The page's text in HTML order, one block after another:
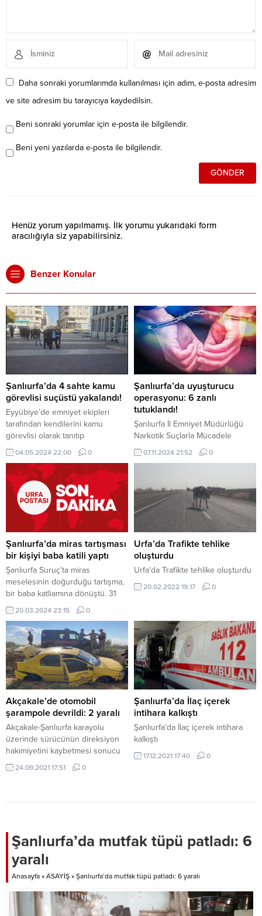
Daha sonraki yorumlarımda kullanılması için adım, e-posta adresim
ve site adresim bu tarayıcıya kaydedilsin.
Beni sonraki yorumlar için e-posta ile bilgilendir.
Beni yeni yazılarda e-posta ile bilgilendir.
Henüz yorum yapılmamış. İlk yorumu yukarıdaki form
aracılığıyla siz yapabilirsiniz.
Benzer Konular
Şanlıurfa’da 4 sahte kamu
görevlisi suçüstü yakalandı!
Eyyübiye’de emniyet ekipleri
tarafından kendilerini kamu
görevlisi olarak tanıtıp
vatandaşları dolandıran 4 şüpheli
suçüstü yakalandı. Soruşturmada,
şüphelilerin 23 vatandaşı
toplamda 3 milyon 250 bin TL
dolandırdığı tespit edildi.
Şüphelilerden 3’ü tutuklanarak
cezaevine gönderildi. Şanlıurfa’da
Asayiş Şube Müdürlüğü ekipleri,
kendilerini kamu görevlisi olarak
(hakim, savcı, polis vb.) tanıtarak
vatandaşları dolandırmaya
çalışan...
04.05.2024 22:00 0
Şanlıurfa’da uyuşturucu
operasyonu: 6 zanlı
tutuklandı!
Şanlıurfa İl Emniyet Müdürlüğü
Narkotik Suçlarla Mücadele
Şubesi ekipleri, uyuşturucuyla
mücadele kapsamında bir
Operasyonda gözaltına alınan 6
zanlı, çıkarıldıkları mahkemece
tutuklandı. Zanlıların emniyetteki
işlemleri ve sağlık kontrollerinin
ardından adliyeye sevk edildiği
belirtildi. Nöbetçi hakimlikçe
tutuklanan zanlılar, cezaevine
gönderildi. Operasyonun
detayları hakkında bilgi verilmedi.
Ancak, Şanlıurfa Emniyet
07.11.2024 21:52 0
Şanlıurfa’da miras tartışması
bir kişiyi baba katili yaptı
Şanlıurfa Suruç’ta miras
meselesinin doğurduğu tartışma,
bir baba katliamına dönüştü. 31
yaşındaki İ.H.Ö., 64 yaşındaki
babası H.Ö.’yü bıçaklayarak
öldürdü. Olay, Suruç Uzun Çarşı
Caddesi’nde yaşandı. H.Ö. ve
oğlu İ.H.Ö. arasında miras
meselesi nedeniyle tartışma çıktı.
Tartışmanın kavgaya dönüşmesi
üzerine İ.H.Ö., babasını bıçakladı.
İhbar üzerine olay yerine polis ve
sağlık ekipleri...
20.03.2024 23:15 0
Urfa’da Trafikte tehlike
oluşturdu
Urfa'da Trafikte tehlike oluşturdu
20.02.2022 19:17 0
Akçakale’de otomobil
şarampole devrildi: 2 yaralı
Akçakale-Şanlıurfa karayolu
üzerinde sürücünün direksiyon
hakimiyetini kaybetmesi sonucu
otomobil şarampole devrildi.
63 T 0048 plakalı otomobil
şarampole devrildi. Kazada 2 kişi
yaralandı. Çevredekilerin ihbarı
üzerine olay yerine sağlık ve
itfaiye ekipleri sevk edildi....
24.09.2021 17:51 0
Şanlıurfa’da İlaç içerek
intihara kalkıştı
Şanlıurfa’da İlaç içerek intihara
kalkıştı
17.12.2021 17:40 0
Şanlıurfa’da mutfak tüpü patladı: 6
yaralı
Anasayfa » ASAYİŞ » Şanlıurfa’da mutfak tüpü patladı: 6 yaralı